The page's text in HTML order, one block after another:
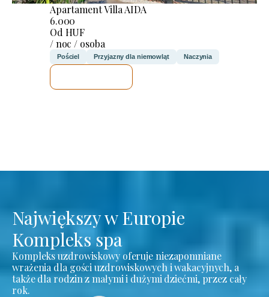
Apartament Villa AIDA
6.000
Od HUF
/ noc / osoba
Pościel Przyjazny dla niemowląt Naczynia
Największy w Europie
Kompleks spa
Kompleks uzdrowiskowy oferuje niezapomniane
wrażenia dla gości uzdrowiskowych i wakacyjnych, a
także dla rodzin z małymi i dużymi dziećmi, przez cały
rok.